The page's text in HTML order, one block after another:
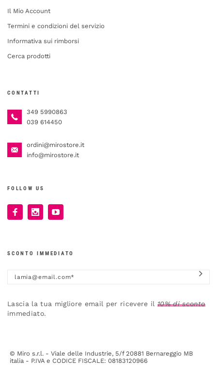
Il Mio Account
Termini e condizioni del servizio
Informativa sui rimborsi
Cerca prodotti
CONTATTI
349 5990863
039 614450
ordini@mirostore.it
info@mirostore.it
FOLLOW US
SCONTO IMMEDIATO
Lascia la tua migliore email per ricevere il10% di sconto
immediato.
© Miro s.r.l. - Viale delle Industrie, 5/f 20881 Bernareggio MB
italia - P.IVA e CODICE FISCALE: 08183120966